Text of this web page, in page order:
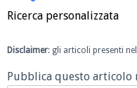
Ricerca personalizzata
Disclaimer: gli articoli presenti
Pubblica questo articolo